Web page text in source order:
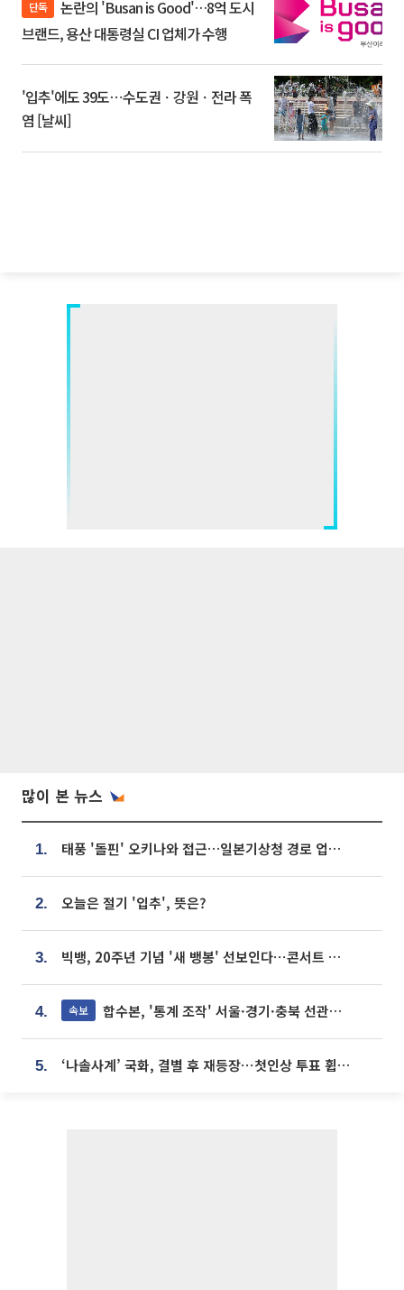
단독
브랜드, 용산 대통령실 CI 업체가 수행
'입추'에도 39도⋯수도권ㆍ강원ㆍ전라 폭
염 [날씨]
많이 본 뉴스
1. 태풍 '돌핀' 오키나와 접근…일본기상청 경로 업데이트
2. 오늘은 절기 '입추', 뜻은?
3. 빅뱅, 20주년 기념 '새 뱅봉' 선보인다⋯콘서트 앞두고 팝업 개최
4. 속보 합수본, '통계 조작' 서울·경기·충북 선관위 등 추가 압수수색
5. ‘나솔사계’ 국화, 결별 후 재등장⋯첫인상 투표 휩쓸고 ‘인기녀’ 등극